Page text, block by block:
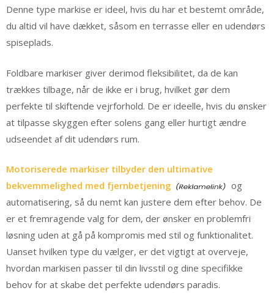
Denne type markise er ideel, hvis du har et bestemt område,
du altid vil have dækket, såsom en terrasse eller en udendørs
spiseplads.
Foldbare markiser giver derimod fleksibilitet, da de kan
trækkes tilbage, når de ikke er i brug, hvilket gør dem
perfekte til skiftende vejrforhold. De er ideelle, hvis du ønsker
at tilpasse skyggen efter solens gang eller hurtigt ændre
udseendet af dit udendørs rum.
Motoriserede markiser tilbyder den ultimative
bekvemmelighed med fjernbetjening
og
automatisering, så du nemt kan justere dem efter behov. De
er et fremragende valg for dem, der ønsker en problemfri
løsning uden at gå på kompromis med stil og funktionalitet.
Uanset hvilken type du vælger, er det vigtigt at overveje,
hvordan markisen passer til din livsstil og dine specifikke
behov for at skabe det perfekte udendørs paradis.